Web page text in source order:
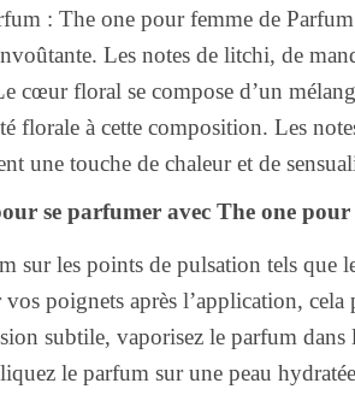
: The one pour femme de
Les notes de litchi, de
cœur floral se compose d’un
florale à cette composition. Les
une touche de chaleur et de
se parfumer avec The one
sur les points de pulsation tels que
poignets après l’application,
subtile, vaporisez le parfum dans
le parfum sur une peau